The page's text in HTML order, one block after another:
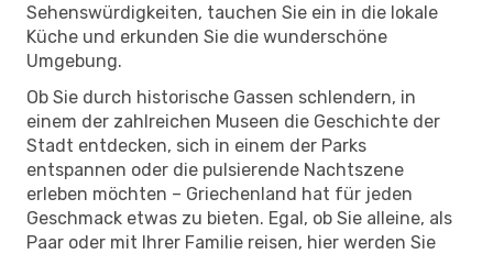
Sehenswürdigkeiten, tauchen Sie ein in die lokale
Küche und erkunden Sie die wunderschöne
Umgebung.
Ob Sie durch historische Gassen schlendern, in
einem der zahlreichen Museen die Geschichte der
Stadt entdecken, sich in einem der Parks
entspannen oder die pulsierende Nachtszene
erleben möchten – Griechenland hat für jeden
Geschmack etwas zu bieten. Egal, ob Sie alleine, als
Paar oder mit Ihrer Familie reisen, hier werden Sie